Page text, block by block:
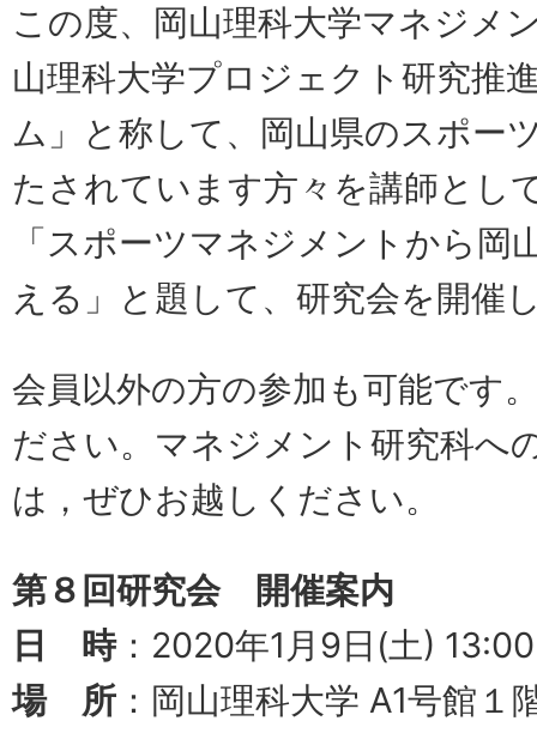
この度、岡山理科大学マネジメ
山理科大学プロジェクト研究推
ム」と称して、岡山県のスポー
たされています方々を講師とし
「スポーツマネジメントから岡
える」と題して、研究会を開催
会員以外の方の参加も可能です
ださい。マネジメント研究科へ
は，ぜひお越しください。
第８回研究会 開催案内
日 時：2020年1月9日(土)
場 所 ：岡山理科大学 A1号館